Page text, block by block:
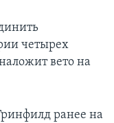
четырех
вето на
ранее на